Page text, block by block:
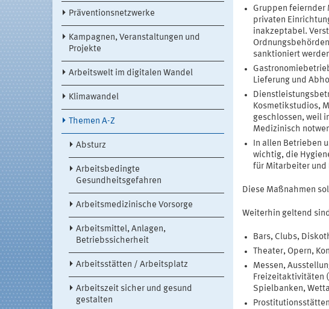
Präventionsnetzwerke
Kampagnen, Veranstaltungen und
Projekte
Arbeitswelt im digitalen Wandel
Klimawandel
Themen A-Z
Absturz
Arbeitsbedingte
Gesundheitsgefahren
Arbeitsmedizinische Vorsorge
Arbeitsmittel, Anlagen,
Betriebssicherheit
Arbeitsstätten / Arbeitsplatz
Arbeitszeit sicher und gesund
gestalten
Gruppen feiernder
privaten
inakzeptabel.
sanktioniert
Lieferung und
Kosmetikstudios,
geschlossen, weil
Medizinisch
In allen Betrieben
wichtig, die
für Mitarbeiter und
Diese Maßnahmen
Weiterhin geltend
Bars, Clubs,
Theater, Opern,
Messen,
Freizeitaktivitäten
Spielbanken,